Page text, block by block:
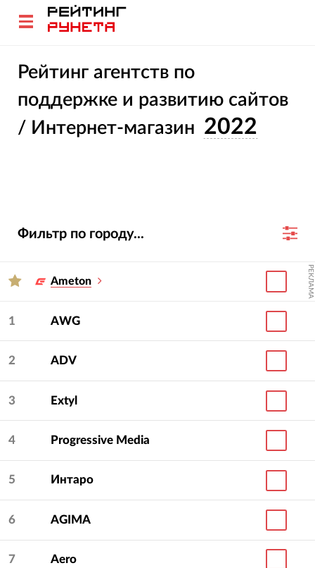
Рейтинг агентств по
поддержке и развитию сайтов
/ Интернет-магазин 2022
Фильтр по городу...
Ameton РЕКЛАМА
1 AWG
2 ADV
3 Extyl
4 Progressive Media
5 Интаро
6 AGIMA
7 Aero